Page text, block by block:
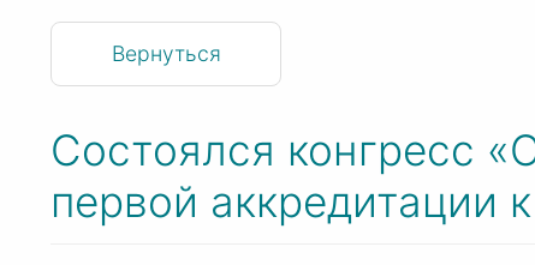
Состоялся конгресс
первой аккредитации
Вернуться